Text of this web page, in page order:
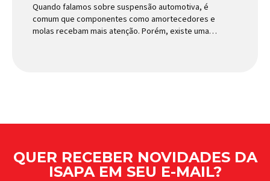
Quando falamos sobre suspensão automotiva, é
comum que componentes como amortecedores e
molas recebam mais atenção. Porém, existe uma
QUER RECEBER NOVIDADES DA
ISAPA EM SEU E-MAIL?